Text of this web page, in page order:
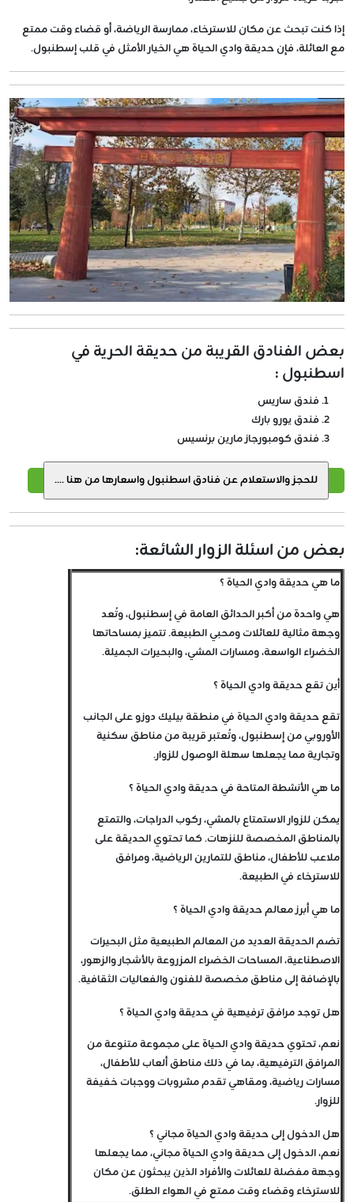
إذا كنت تبحث عن مكان للاسترخاء، ممارسة الرياضة، أو قضاء وقت ممتع
مع العائلة، فإن حديقة وادي الحياة هي الخيار الأمثل في قلب إسطنبول.
بعض الفنادق القريبة من حديقة الحرية في
اسطنبول :
فندق ساريس
فندق يورو بارك
فندق كومبورجاز مارين برنسيس
بعض من اسئلة الزوار الشائعة:
ما هي حديقة وادي الحياة ؟
هي واحدة من أكبر الحدائق العامة في إسطنبول، وتُعد
وجهة مثالية للعائلات ومحبي الطبيعة. تتميز بمساحاتها
الخضراء الواسعة، ومسارات المشي، والبحيرات الجميلة.
أين تقع حديقة وادي الحياة ؟
تقع حديقة وادي الحياة في منطقة بيليك دوزو على الجانب
الأوروبي من إسطنبول، وتُعتبر قريبة من مناطق سكنية
وتجارية مما يجعلها سهلة الوصول للزوار.
ما هي الأنشطة المتاحة في حديقة وادي الحياة ؟
يمكن للزوار الاستمتاع بالمشي، ركوب الدراجات، والتمتع
بالمناطق المخصصة للنزهات. كما تحتوي الحديقة على
ملاعب للأطفال، مناطق للتمارين الرياضية، ومرافق
للاسترخاء في الطبيعة.
ما هي أبرز معالم حديقة وادي الحياة ؟
تضم الحديقة العديد من المعالم الطبيعية مثل البحيرات
الاصطناعية، المساحات الخضراء المزروعة بالأشجار والزهور،
بالإضافة إلى مناطق مخصصة للفنون والفعاليات الثقافية.
هل توجد مرافق ترفيهية في حديقة وادي الحياة ؟
نعم، تحتوي حديقة وادي الحياة على مجموعة متنوعة من
المرافق الترفيهية، بما في ذلك مناطق ألعاب للأطفال،
مسارات رياضية، ومقاهي تقدم مشروبات ووجبات خفيفة
للزوار.
هل الدخول إلى حديقة وادي الحياة مجاني ؟
نعم، الدخول إلى حديقة وادي الحياة مجاني، مما يجعلها
وجهة مفضلة للعائلات والأفراد الذين يبحثون عن مكان
للاسترخاء وقضاء وقت ممتع في الهواء الطلق.